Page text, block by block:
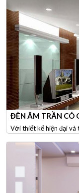
ĐÈN ÂM TRẦN CÓ
Với thiết kế hiện đại và